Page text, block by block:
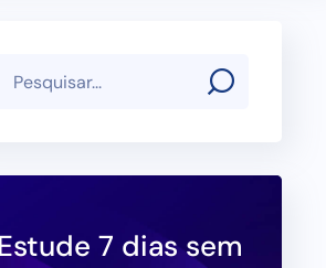
7 dias sem